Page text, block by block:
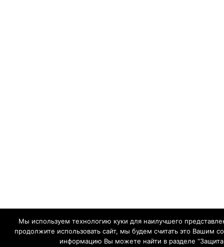
Мы используем технологию куки для наилучшего
продолжите использовать сайт, мы будем считать это Вашим
информацию Вы можете найти в разделе